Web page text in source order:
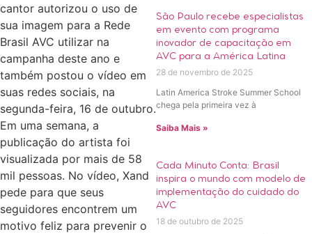
cantor autorizou o uso de
sua imagem para a Rede
Brasil AVC utilizar na
campanha deste ano e
também postou o vídeo em
suas redes sociais, na
segunda-feira, 16 de outubro.
Em uma semana, a
publicação do artista foi
visualizada por mais de 58
mil pessoas. No vídeo, Xand
pede para que seus
seguidores encontrem um
motivo feliz para prevenir o
São Paulo recebe especialistas
em evento com programa
inovador de capacitação em
AVC para a América Latina
28 de novembro de 2025
Latin America Stroke Summer School
chega pela primeira vez à
Saiba Mais »
Cada Minuto Conta: Brasil
inspira o mundo com modelo de
implementação do cuidado do
AVC
18 de outubro de 2025